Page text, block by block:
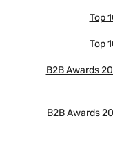
Top
Top
B2B Awards
B2B Awards